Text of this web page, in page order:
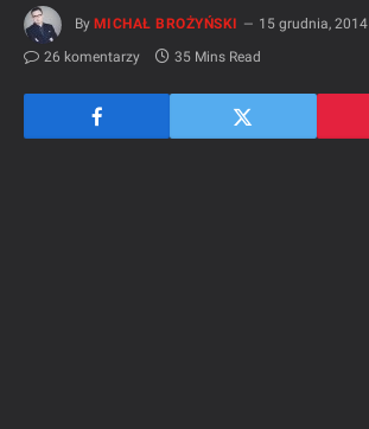
By MICHAŁ BROŻYŃSKI
15 grudnia, 2014
26 komentarzy
35 Mins Read